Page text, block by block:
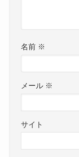
名前 ※
メール ※
サイト